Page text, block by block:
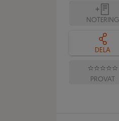
NOTERING
DELA
PROVAT